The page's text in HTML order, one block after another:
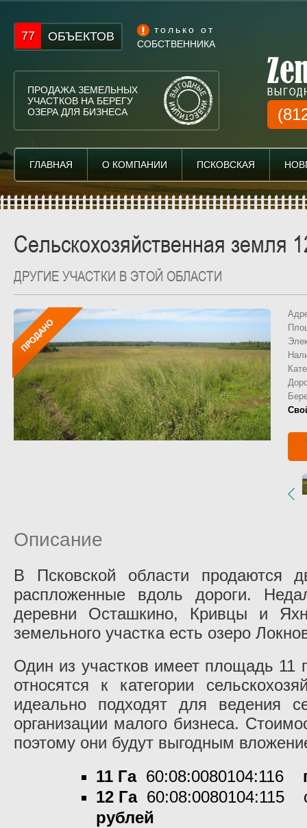
77 ОБЪЕКТОВ
только от
СОБСТВЕННИКА
ПРОДАЖА ЗЕМЕЛЬНЫХ
УЧАСТКОВ НА БЕРЕГУ
ОЗЕРА ДЛЯ БИЗНЕСА
ГЛАВНАЯ О КОМПАНИИ ПСКОВСКАЯ
ГЛАВНАЯ О КОМПАНИИ ПСКОВСКАЯ
Сельскохозяйственная земля
ДРУГИЕ УЧАСТКИ В ЭТОЙ ОБЛАСТИ
Описание
В Псковской области продаются
распложенные вдоль дороги.
деревни Осташкино, Кривцы и
земельного участка есть озеро
Один из участков имеет площадь 11
относятся к категории
идеально подходят для ведения
организации малого бизнеса.
поэтому они будут выгодным
11 Га60:08:0080104:116
12 Га60:08:0080104:115
рублей